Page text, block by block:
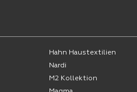
Hahn Haustextilien
Nardi
M2 Kollektion